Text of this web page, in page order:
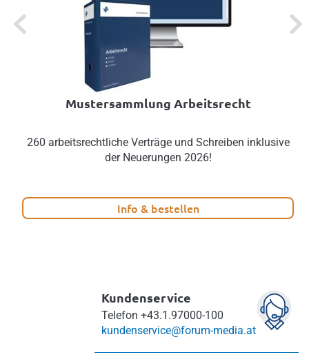
Previous Next
Mustersammlung Arbeitsrecht
260 arbeitsrechtliche Verträge und Schreiben inklusive
der Neuerungen 2026!
Info & bestellen
Kundenservice
Telefon +43.1.97000-100
kundenservice@forum-media.at